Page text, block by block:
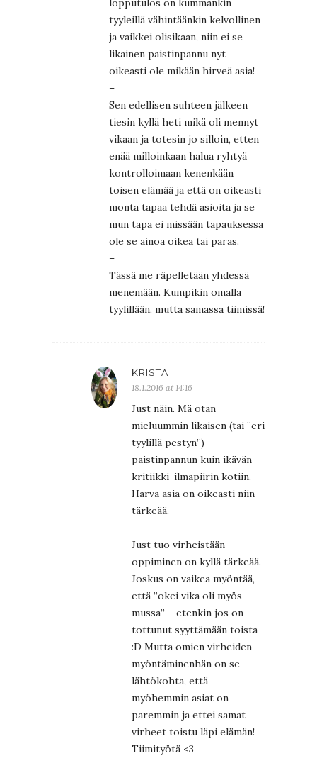
lopputulos on kummankin
tyyleillä vähintäänkin kelvollinen
ja vaikkei olisikaan, niin ei se
likainen paistinpannu nyt
oikeasti ole mikään hirveä asia!
–
Sen edellisen suhteen jälkeen
tiesin kyllä heti mikä oli mennyt
vikaan ja totesin jo silloin, etten
enää milloinkaan halua ryhtyä
kontrolloimaan kenenkään
toisen elämää ja että on oikeasti
monta tapaa tehdä asioita ja se
mun tapa ei missään tapauksessa
ole se ainoa oikea tai paras.
–
Tässä me räpelletään yhdessä
menemään. Kumpikin omalla
tyylillään, mutta samassa tiimissä!
KRISTA
18.1.2016 at 14:16
Just näin. Mä otan
mieluummin likaisen (tai ”eri
tyylillä pestyn”)
paistinpannun kuin ikävän
kritiikki-ilmapiirin kotiin.
Harva asia on oikeasti niin
tärkeää.
–
Just tuo virheistään
oppiminen on kyllä tärkeää.
Joskus on vaikea myöntää,
että ”okei vika oli myös
mussa” – etenkin jos on
tottunut syyttämään toista
:D Mutta omien virheiden
myöntäminenhän on se
lähtökohta, että
myöhemmin asiat on
paremmin ja ettei samat
virheet toistu läpi elämän!
Tiimityötä <3